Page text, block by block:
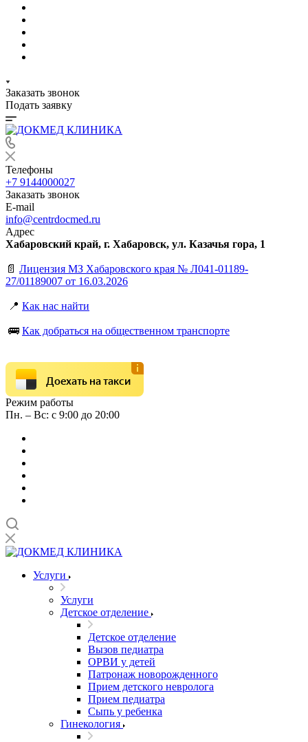
Заказать звонок
Подать заявку
Телефоны
+7 9144000027
Заказать звонок
E-mail
info@centrdocmed.ru
Адрес
Хабаровский край, г. Хабаровск, ул. Казачья гора, 1
📄 Лицензия МЗ Хабаровского края № Л041-01189-
27/01189007 от 16.03.2026
📍 Как нас найти
🚌 Как добраться на общественном транспорте
Доехать на такси
Режим работы
Пн. – Вс: с 9:00 до 20:00
Услуги
Услуги
Детское отделение
Детское отделение
Вызов педиатра
ОРВИ у детей
Патронаж новорожденного
Прием детского невролога
Прием педиатра
Сыпь у ребенка
Гинекология